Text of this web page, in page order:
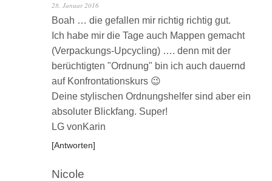
28. Januar 2016
Boah … die gefallen mir richtig richtig gut.
Ich habe mir die Tage auch Mappen gemacht
(Verpackungs-Upcycling) …. denn mit der
berüchtigten "Ordnung" bin ich auch dauernd
auf Konfrontationskurs 😉
Deine stylischen Ordnungshelfer sind aber ein
absoluter Blickfang. Super!
LG vonKarin
Antworten
Nicole